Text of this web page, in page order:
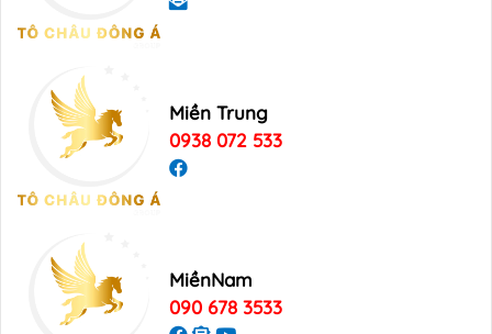
Miền Trung
0938 072 533
MiềnNam
090 678 3533